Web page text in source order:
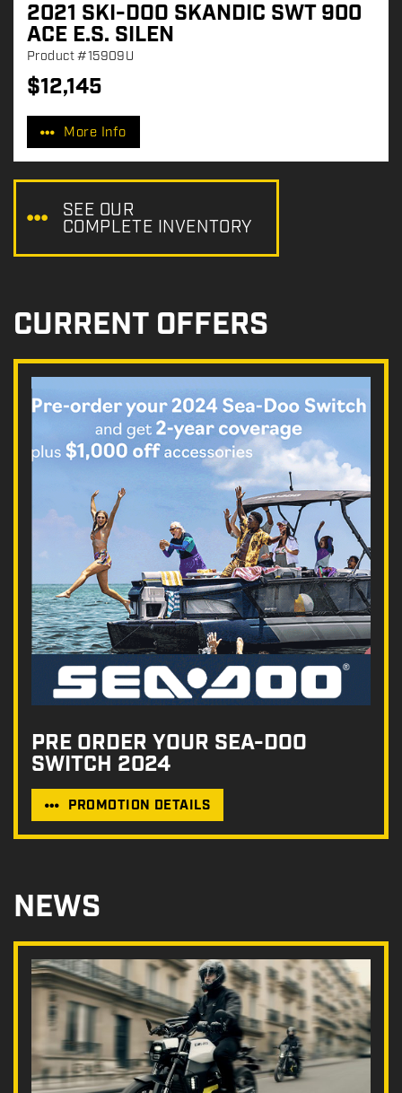
2021 SKI-DOO SKANDIC SWT 900
ACE E.S. SILEN
Product#15909U
P
r
c
$12,145
More Info
SEE OUR
COMPLETE INVENTORY
CURRENT OFFERS
PRE ORDER YOUR SEA-DOO
SWITCH 2024
PROMOTION DETAILS
NEWS